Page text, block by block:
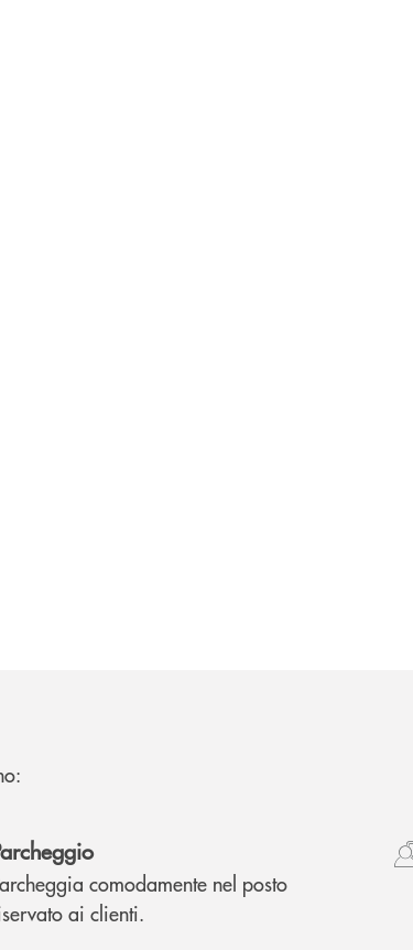
comodamente nel posto
ai clienti.